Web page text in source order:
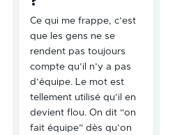
Ce qui me frappe, c’est
que les gens ne se
rendent pas toujours
compte qu’il n’y a pas
d’équipe. Le mot est
tellement utilisé qu’il en
devient flou. On dit “on
fait équipe” dès qu’on